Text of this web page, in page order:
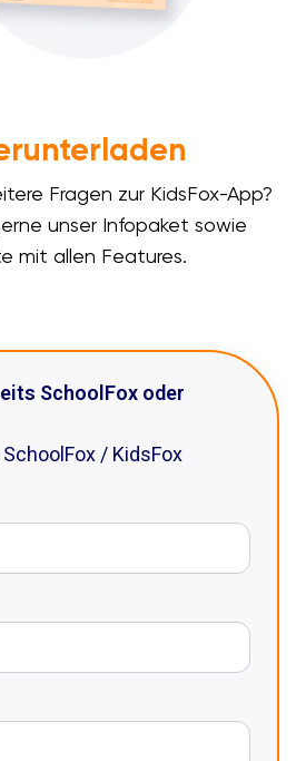
Fragen zur KidsFox-App?
unser Infopaket sowie
mit allen Features.